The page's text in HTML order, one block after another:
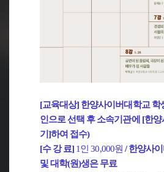
[교육대상] 한양사이버대학교 학
인으로 선택 후 소속기관에 [한
기]하여 접수)
[수 강 료] 1인 30,000원 / 한양사
및 대학(원)생은 무료